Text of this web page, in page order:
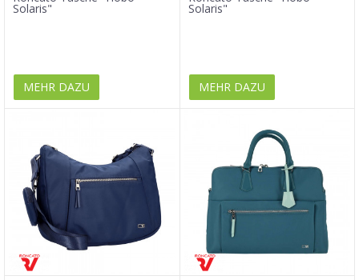
Solaris"
MEHR DAZU
Solaris"
MEHR DAZU